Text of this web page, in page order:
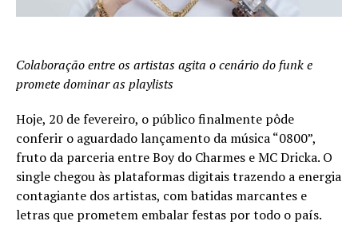
Colaboração entre os artistas agita o cenário do funk e
promete dominar as playlists
Hoje, 20 de fevereiro, o público finalmente pôde
conferir o aguardado lançamento da música “0800”,
fruto da parceria entre Boy do Charmes e MC Dricka. O
single chegou às plataformas digitais trazendo a energia
contagiante dos artistas, com batidas marcantes e
letras que prometem embalar festas por todo o país.